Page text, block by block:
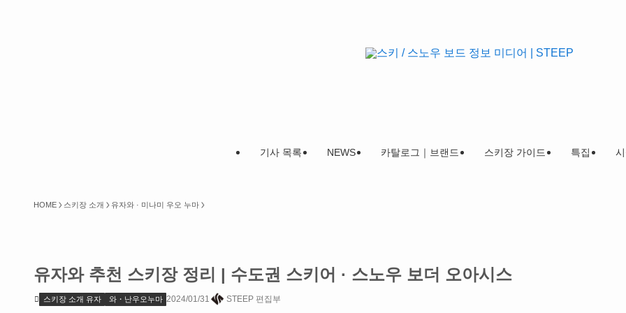
기사 목록 NEWS 카탈로그｜브랜드 스키장 가이드 특집
HOME 스키장 소개 유자와 · 미나미 우오 누마
유자와 추천 스키장 정리 | 수도권 스키어 · 스노우 보더 오아시스
스키장 소개 유자 와・난우오누마 2024/01/31 STEEP 편집부